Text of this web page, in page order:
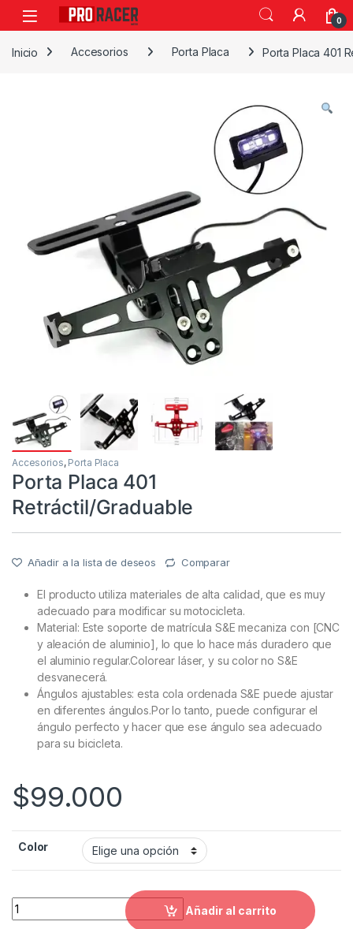
0
Inicio Accesorios Porta Placa Porta Placa 401
Accesorios, Porta Placa
Porta Placa 401
Retráctil/Graduable
Añadir a la lista de deseos Comparar
El producto utiliza materiales de alta calidad, que es muy
adecuado para modificar su motocicleta.
Material: Este soporte de matrícula S&E mecaniza con [CNC
y aleación de aluminio], lo que lo hace más duradero que
el aluminio regular.Colorear láser, y su color no S&E
desvanecerá.
Ángulos ajustables: esta cola ordenada S&E puede ajustar
en diferentes ángulos.Por lo tanto, puede configurar el
ángulo perfecto y hacer que ese ángulo sea adecuado
para su bicicleta.
$99.000
Color
Porta Placa 401 Retráctil/Graduable quantity
Añadir al carrito